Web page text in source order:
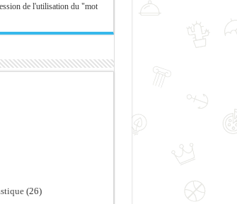
de l'utilisation du "mot
(26)